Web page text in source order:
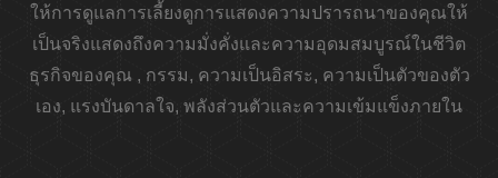
ให้การดูแลการเลี้ยงดูการแสดงความปรารถนาของคุณให้
เป็นจริงแสดงถึงความมั่งคั่งและความอุดมสมบูรณ์ในชีวิต
ธุรกิจของคุณ , กรรม, ความเป็นอิสระ, ความเป็นตัวของตัว
เอง, แรงบันดาลใจ, พลังส่วนตัวและความเข้มแข็งภายใน